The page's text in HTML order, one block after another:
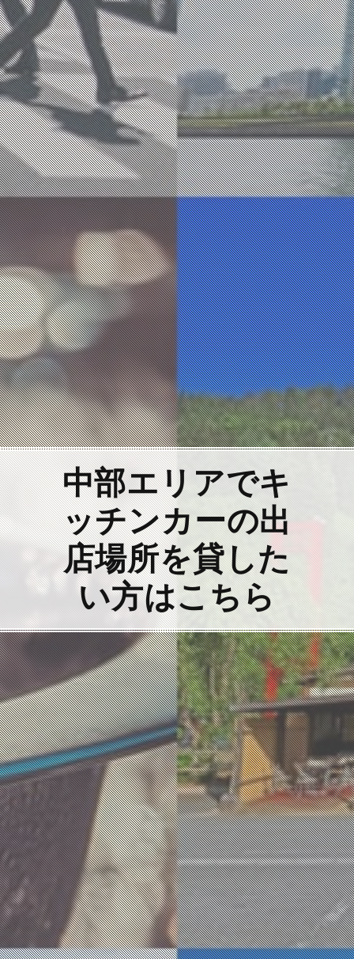
中部エリアでキ
ッチンカーの出
店場所を貸した
い方はこちら